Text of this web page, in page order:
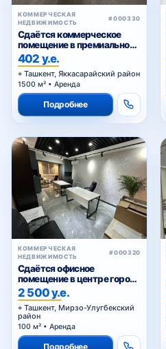
КОММЕРЧЕСКАЯ
НЕДВИЖИМОСТЬ
#000330
Сдаётся коммерческое
помещение в премиальном
жилом комплексе
402 у.е.
Ташкент, Яккасарайский район
1500 м² • Аренда
Подробнее
КОММЕРЧЕСКАЯ
НЕДВИЖИМОСТЬ
#000320
Сдаётся офисное
помещение в центре города
— Ц-1
2 500 у.е.
Ташкент, Мирзо-Улугбекский
район
100 м² • Аренда
Подробнее